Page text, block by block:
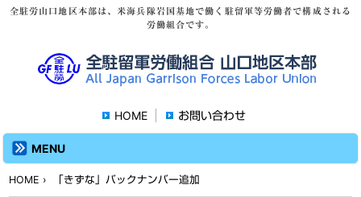
全駐労山口地区本部は、米海兵隊岩国基地で働く駐留軍等労働者で構成される
労働組合です。
HOME お問い合わせ
MENU
HOME › 「きずな」バックナンバー追加